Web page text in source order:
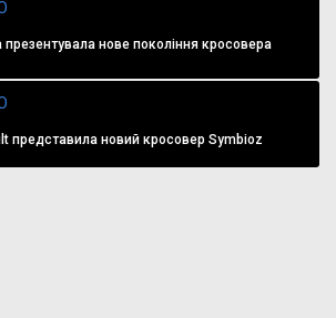
презентувала нове покоління кросовера
представила новий кросовер Symbioz